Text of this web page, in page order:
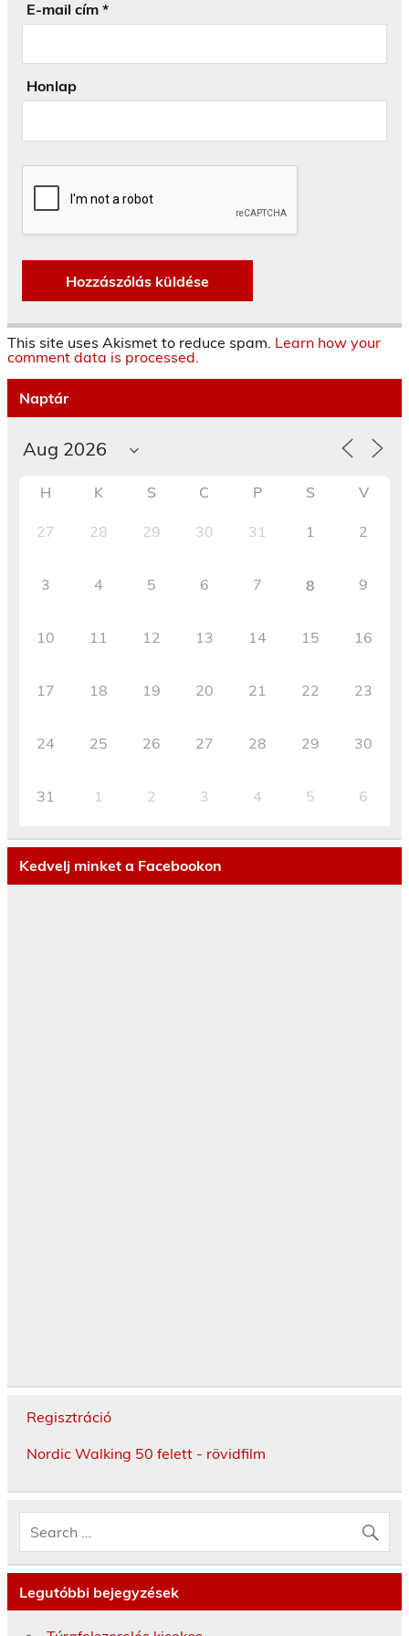
E-mail cím *
Honlap
This site uses Akismet to reduce spam. Learn how your
comment data is processed.
Naptár
H K S C P S V
27 28 29 30 31 1 2
3 4 5 6 7 8 9
10 11 12 13 14 15 16
17 18 19 20 21 22 23
24 25 26 27 28 29 30
31 1 2 3 4 5 6
Kedvelj minket a Facebookon
Regisztráció
Nordic Walking 50 felett - rövidfilm
Legutóbbi bejegyzések